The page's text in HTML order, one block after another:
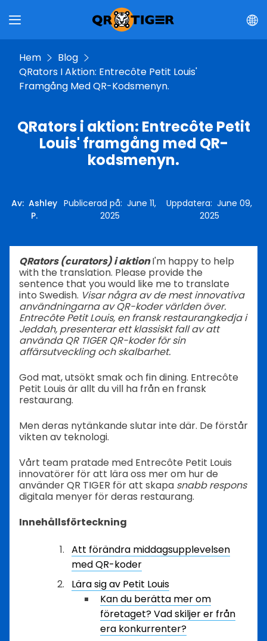
Hem
Blog
QRators I Aktion: Entrecôte Petit Louis'
Framgång Med QR-Kodsmenyn.
QRators i aktion: Entrecôte Petit
Louis' framgång med QR-
kodsmenyn.
Av: Ashley
P.
Publicerad på: June 11,
2025
Uppdatera:June 09,
2025
QRators (curators) i aktionI'm happy to help
with the translation. Please provide the
sentence that you would like me to translate
into Swedish. Visar några av de mest innovativa
användningarna av QR-koder världen över.
Entrecôte Petit Louis, en fransk restaurangkedja i
Jeddah, presenterar ett klassiskt fall av att
använda QR TIGER QR-koder för sin
affärsutveckling och skalbarhet.
God mat, utsökt smak och fin dining. Entrecôte
Petit Louis är allt du vill ha från en fransk
restaurang.
Men deras nytänkande slutar inte där. De förstår
vikten av teknologi.
Vårt team pratade med Entrecôte Petit Louis
innovatörer för att lära oss mer om hur de
använder QR TIGER för att skapa snabb respons
digitala menyer för deras restaurang.
Innehållsförteckning
Att förändra middagsupplevelsen
med QR-koder
Lära sig av Petit Louis
Kan du berätta mer om
företaget? Vad skiljer er från
era konkurrenter?